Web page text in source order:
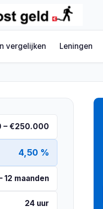
vergelijken Leningen
– €250.000
4,50 %
12 maanden
24 uur